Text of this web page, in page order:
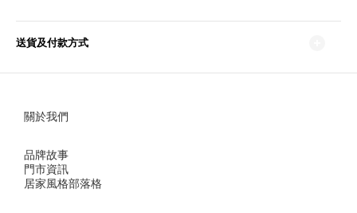
送貨及付款方式
關於我們
品牌故事
門市資訊
居家風格部落格